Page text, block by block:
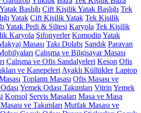
Yatak Başlığı Çift Kişilik Yatak Başlığı Tek
Yatak Çift Kişilik Yatak Tek Kişilik
Yatak Pedi & Şiltesi Karyola Tek Kişilik
Karyola Şifonyerler Komodin Yatak
Masası Takı Dolabı Sandık Paravan
Çalışma ve Bilgisayar Masası
Çalışma ve Ofis Sandalyeleri Keson Ofis
ve Kanepeleri Ayaklı Küllükler Laptop
Toplantı Masası Ofis Masası ve
Yemek Odası Takımları Vitrin Yemek
Konsol Servis Masaları Masa ve Masa
ve Takımları Mutfak Masası ve